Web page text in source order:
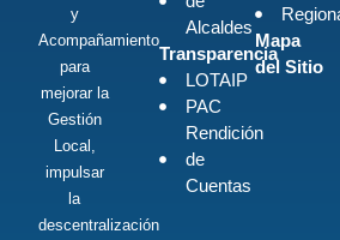
y
Acompañamiento
para
mejorar la
Gestión
Local,
impulsar
la
descentralización
Alcaldes
Transparencia
LOTAIP
PAC
Rendición
de
Cuentas
Mapa
del Sitio